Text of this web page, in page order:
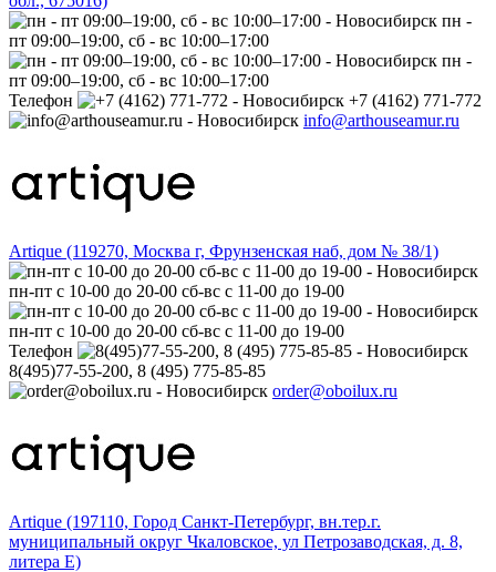
пн -
пт 09:00–19:00, сб - вс 10:00–17:00
пн -
пт 09:00–19:00, сб - вс 10:00–17:00
Телефон
+7 (4162) 771-772
info@arthouseamur.ru
Artique (119270, Москва г, Фрунзенская наб, дом № 38/1)
пн-пт с 10-00 до 20-00 сб-вс с 11-00 до 19-00
пн-пт с 10-00 до 20-00 сб-вс с 11-00 до 19-00
Телефон
8(495)77-55-200, 8 (495) 775-85-85
order@oboilux.ru
Artique (197110, Город Санкт-Петербург, вн.тер.г.
муниципальный округ Чкаловское, ул Петрозаводская, д. 8,
литера Е)